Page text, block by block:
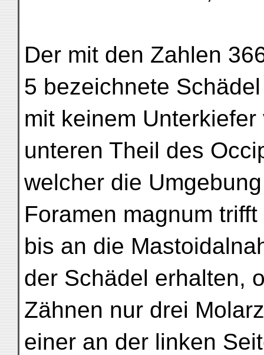
Der mit den Zahlen
5 bezeichnete
mit keinem
unteren Theil des
welcher die
Foramen magnum
bis an die
der Schädel erhalten,
Zähnen nur drei
einer an der linken